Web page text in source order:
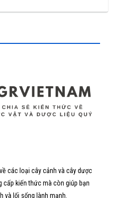
các loại cây cảnh và cây dược
cấp kiến thức mà còn giúp bạn
và lối sống lành mạnh.